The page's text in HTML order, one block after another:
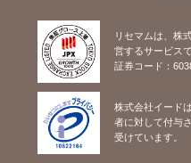
リセマムは、株
営するサービスで
証券コード：
株式会社イード
者に対して付与
受けています。